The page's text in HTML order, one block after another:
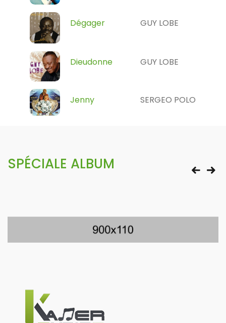
Dégager GUY LOBE
Dieudonne GUY LOBE
Jenny SERGEO POLO
SPÉCIALE ALBUM